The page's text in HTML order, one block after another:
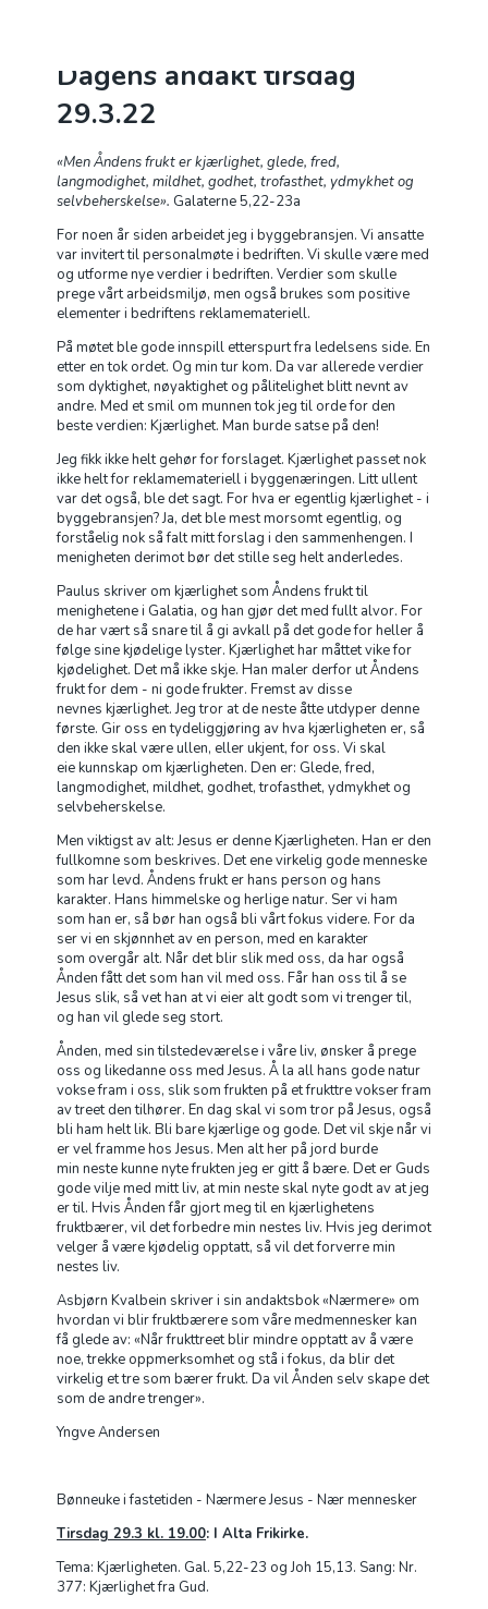
OM OSS
KALENDER
GI EN GAVE
BE FOR
SOMMERFESTIVAL 2026
ARKIV
Dagens andakt tirsdag
29.3.22
«Men Åndens frukt er kjærlighet, glede, fred,
langmodighet, mildhet, godhet, trofasthet, ydmykhet og
selvbeherskelse». Galaterne 5,22-23a
For noen år siden arbeidet jeg i byggebransjen. Vi ansatte
var invitert til personalmøte i bedriften. Vi skulle være med
og utforme nye verdier i bedriften. Verdier som skulle
prege vårt arbeidsmiljø, men også brukes som positive
elementer i bedriftens reklamemateriell.
På møtet ble gode innspill etterspurt fra ledelsens side. En
etter en tok ordet. Og min tur kom. Da var allerede verdier
som dyktighet, nøyaktighet og pålitelighet blitt nevnt av
andre. Med et smil om munnen tok jeg til orde for den
beste verdien: Kjærlighet. Man burde satse på den!
Jeg fikk ikke helt gehør for forslaget. Kjærlighet passet nok
ikke helt for reklamemateriell i byggenæringen. Litt ullent
var det også, ble det sagt. For hva er egentlig kjærlighet - i
byggebransjen? Ja, det ble mest morsomt egentlig, og
forståelig nok så falt mitt forslag i den sammenhengen. I
menigheten derimot bør det stille seg helt anderledes.
Paulus skriver om kjærlighet som Åndens frukt til
menighetene i Galatia, og han gjør det med fullt alvor. For
de har vært så snare til å gi avkall på det gode for heller å
følge sine kjødelige lyster. Kjærlighet har måttet vike for
kjødelighet. Det må ikke skje. Han maler derfor ut Åndens
frukt for dem - ni gode frukter. Fremst av disse
nevnes kjærlighet. Jeg tror at de neste åtte utdyper denne
første. Gir oss en tydeliggjøring av hva kjærligheten er, så
den ikke skal være ullen, eller ukjent, for oss. Vi skal
eie kunnskap om kjærligheten. Den er: Glede, fred,
langmodighet, mildhet, godhet, trofasthet, ydmykhet og
selvbeherskelse.
Men viktigst av alt: Jesus er denne Kjærligheten. Han er den
fullkomne som beskrives. Det ene virkelig gode menneske
som har levd. Åndens frukt er hans person og hans
karakter. Hans himmelske og herlige natur. Ser vi ham
som han er, så bør han også bli vårt fokus videre. For da
ser vi en skjønnhet av en person, med en karakter
som overgår alt. Når det blir slik med oss, da har også
Ånden fått det som han vil med oss. Får han oss til å se
Jesus slik, så vet han at vi eier alt godt som vi trenger til,
og han vil glede seg stort.
Ånden, med sin tilstedeværelse i våre liv, ønsker å prege
oss og likedanne oss med Jesus. Å la all hans gode natur
vokse fram i oss, slik som frukten på et frukttre vokser fram
av treet den tilhører. En dag skal vi som tror på Jesus, også
bli ham helt lik. Bli bare kjærlige og gode. Det vil skje når vi
er vel framme hos Jesus. Men alt her på jord burde
min neste kunne nyte frukten jeg er gitt å bære. Det er Guds
gode vilje med mitt liv, at min neste skal nyte godt av at jeg
er til. Hvis Ånden får gjort meg til en kjærlighetens
fruktbærer, vil det forbedre min nestes liv. Hvis jeg derimot
velger å være kjødelig opptatt, så vil det forverre min
nestes liv.
Asbjørn Kvalbein skriver i sin andaktsbok «Nærmere» om
hvordan vi blir fruktbærere som våre medmennesker kan
få glede av: «Når frukttreet blir mindre opptatt av å være
noe, trekke oppmerksomhet og stå i fokus, da blir det
virkelig et tre som bærer frukt. Da vil Ånden selv skape det
som de andre trenger».
Yngve Andersen
Bønneuke i fastetiden - Nærmere Jesus - Nær mennesker
Tirsdag 29.3 kl. 19.00: I Alta Frikirke.
Tema: Kjærligheten. Gal. 5,22-23 og Joh 15,13. Sang: Nr.
377: Kjærlighet fra Gud.